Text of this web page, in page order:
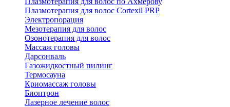
Плазмотерапия для волос Cortexil PRP
Электропорация
Мезотерапия для волос
Озонотерапия для волос
Массаж головы
Дарсонваль
Газожидкостный пилинг
Термосауна
Криомассаж головы
Биоптрон
Лазерное лечение волос